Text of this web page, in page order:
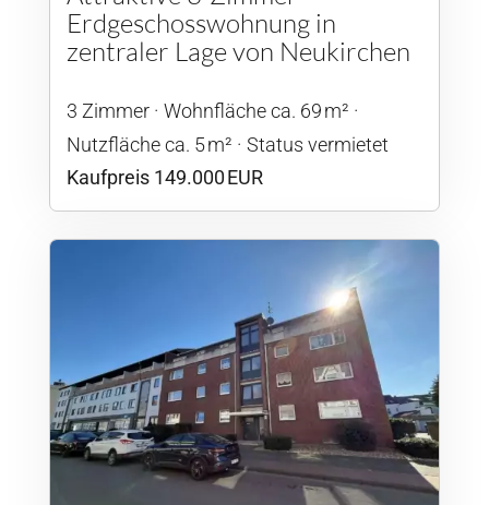
Erdgeschosswohnung in
zentraler Lage von Neukirchen
3 Zimmer
Wohnfläche ca. 69 m²
Nutzfläche ca. 5 m²
Status vermietet
Kaufpreis 149.000 EUR